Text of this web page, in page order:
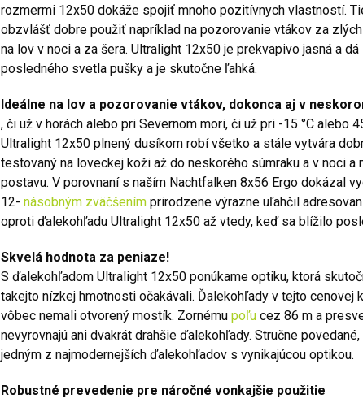
rozmermi 12x50 dokáže spojiť mnoho pozitívnych vlastností.
obzvlášť dobre použiť napríklad na pozorovanie vtákov za
na lov v noci a za šera. Ultralight 12x50 je prekvapivo jasná a
posledného svetla pušky a je skutočne ľahká.
Ideálne na lov a pozorovanie vtákov, dokonca aj v
, či už v horách alebo pri Severnom mori, či už pri -15 °C alebo
Ultralight 12x50 plnený dusíkom robí všetko a stále vytvára
testovaný na loveckej koži až do neskorého súmraku a v noci a
postavu. V porovnaní s naším Nachtfalken 8x56 Ergo dokázal
12- násobným zväčšením prirodzene výrazne uľahčil
oproti ďalekohľadu Ultralight 12x50 až vtedy, keď sa blížilo
Skvelá hodnota za peniaze!
S ďalekohľadom Ultralight 12x50 ponúkame optiku, ktorá
takejto nízkej hmotnosti očakávali. Ďalekohľady v tejto cenovej
vôbec nemali otvorený mostík. Zornému poľu cez 86 m a
nevyrovnajú ani dvakrát drahšie ďalekohľady. Stručne
jedným z najmodernejších ďalekohľadov s vynikajúcou optikou.
Robustné prevedenie pre náročné vonkajšie použitie